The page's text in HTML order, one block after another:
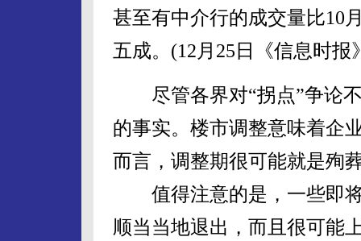
甚至有中介行的成交量比10
五成。(12月25日《信息时报
尽管各界对“拐点”争论不
的事实。楼市调整意味着企
而言，调整期很可能就是殉
值得注意的是，一些即将
顺当当地退出，而且很可能